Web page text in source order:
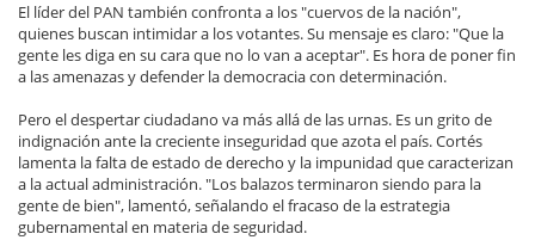
El líder del PAN también confronta a los "cuervos de la nación",
quienes buscan intimidar a los votantes. Su mensaje es claro: "Que la
gente les diga en su cara que no lo van a aceptar". Es hora de poner fin
a las amenazas y defender la democracia con determinación.
Pero el despertar ciudadano va más allá de las urnas. Es un grito de
indignación ante la creciente inseguridad que azota el país. Cortés
lamenta la falta de estado de derecho y la impunidad que caracterizan
a la actual administración. "Los balazos terminaron siendo para la
gente de bien", lamentó, señalando el fracaso de la estrategia
gubernamental en materia de seguridad.